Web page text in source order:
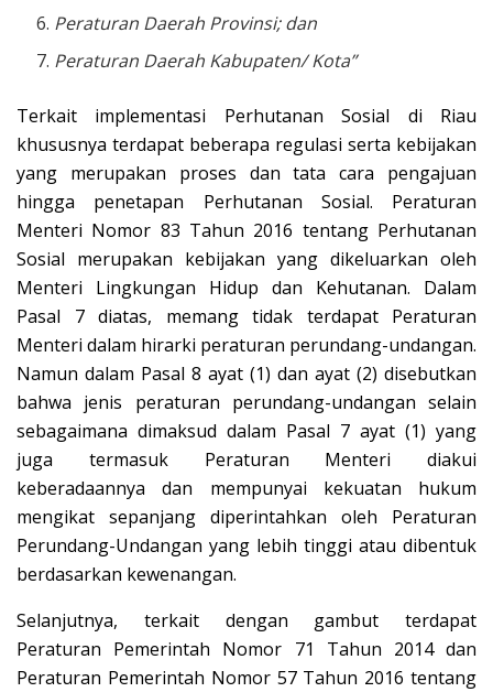
Peraturan Daerah Provinsi; dan
Peraturan Daerah Kabupaten/ Kota”
Terkait implementasi Perhutanan Sosial di Riau
khususnya terdapat beberapa regulasi serta kebijakan
yang merupakan proses dan tata cara pengajuan
hingga penetapan Perhutanan Sosial. Peraturan
Menteri Nomor 83 Tahun 2016 tentang Perhutanan
Sosial merupakan kebijakan yang dikeluarkan oleh
Menteri Lingkungan Hidup dan Kehutanan. Dalam
Pasal 7 diatas, memang tidak terdapat Peraturan
Menteri dalam hirarki peraturan perundang-undangan.
Namun dalam Pasal 8 ayat (1) dan ayat (2) disebutkan
bahwa jenis peraturan perundang-undangan selain
sebagaimana dimaksud dalam Pasal 7 ayat (1) yang
juga termasuk Peraturan Menteri diakui
keberadaannya dan mempunyai kekuatan hukum
mengikat sepanjang diperintahkan oleh Peraturan
Perundang-Undangan yang lebih tinggi atau dibentuk
berdasarkan kewenangan.
Selanjutnya, terkait dengan gambut terdapat
Peraturan Pemerintah Nomor 71 Tahun 2014 dan
Peraturan Pemerintah Nomor 57 Tahun 2016 tentang